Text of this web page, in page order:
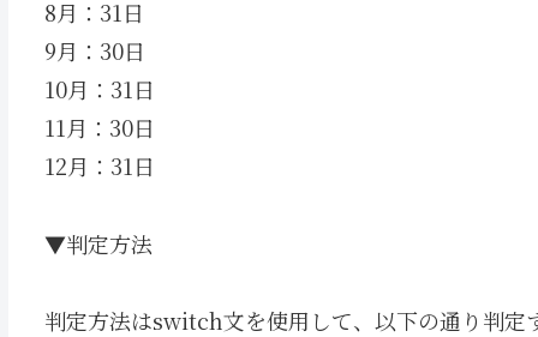
8月：31日
9月：30日
10月：31日
11月：30日
12月：31日
▼判定方法
判定方法はswitch文を使用して、以下の通り判定